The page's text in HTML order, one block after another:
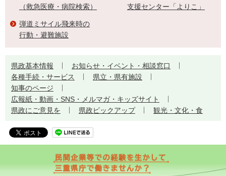
（救急医療・病院検索）
支援センター「よりこ」
弾道ミサイル飛来時の
行動・避難施設
県政基本情報
お知らせ・イベント・相談窓口
各種手続・サービス
県立・県有施設
知事のページ
広報紙・動画・SNS・メルマガ・キッズサイト
県政にご意見を
県政ピックアップ 観光・文化・食